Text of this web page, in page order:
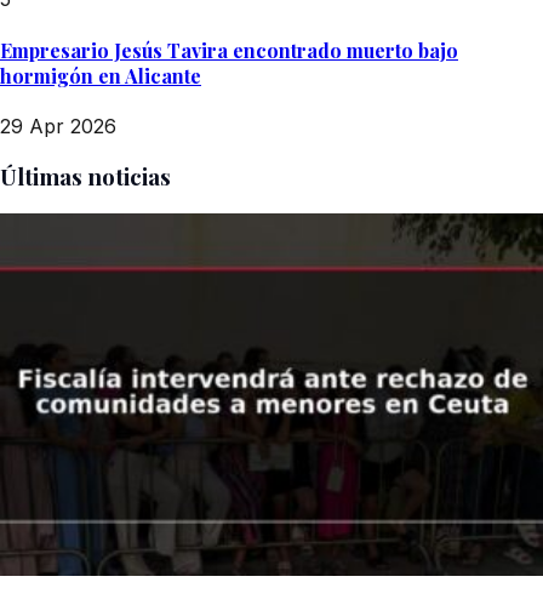
Empresario Jesús Tavira encontrado muerto bajo
hormigón en Alicante
29 Apr 2026
Últimas noticias